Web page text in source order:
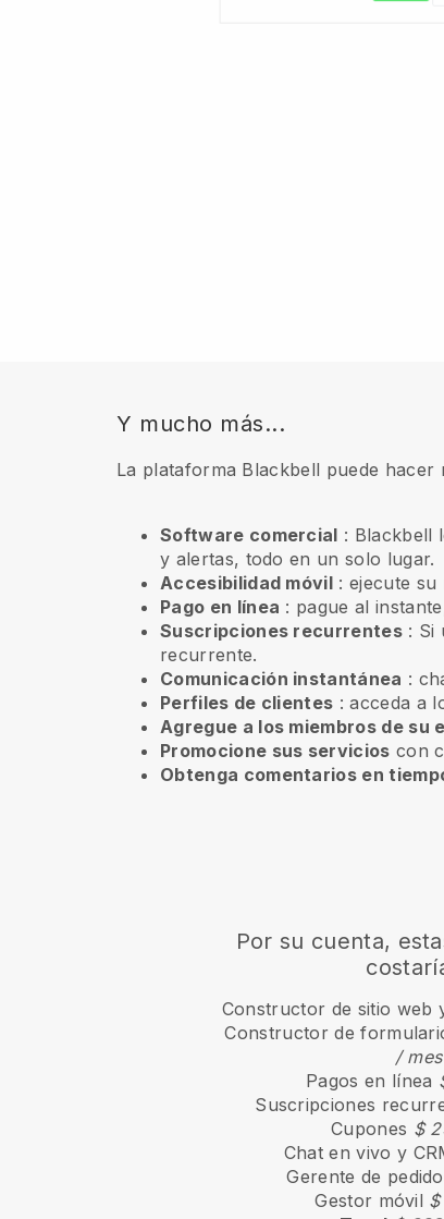
Y mucho más...
La plataforma Blackbell puede
Software comercial : Blackbell
y alertas, todo en un solo lugar.
Accesibilidad móvil : ejecute su
Pago en línea : pague al
Suscripciones recurrentes : Si
recurrente.
Comunicación instantánea :
Perfiles de clientes : acceda a
Agregue a los miembros de su
Promocione sus servicios con
Obtenga comentarios en
Por su cuenta,
Constructor de sitio web
Constructor de
/ mes
Pagos en línea
Suscripciones
Cupones $
Chat en vivo y
Gerente de
Gestor móvil